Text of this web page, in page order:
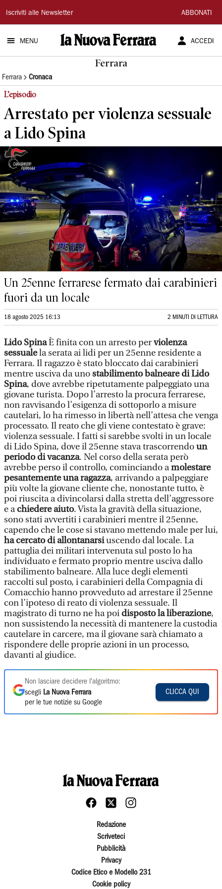
La
Nuova
Ferrara
Iscriviti alle Newsletter ABBONATI
MENU ACCEDI
Ferrara
Ferrara Cronaca
L’episodio
Arrestato per violenza sessuale
a Lido Spina
Un 25enne ferrarese fermato dai carabinieri
fuori da un locale
18 agosto 2025 16:13 2 MINUTI DI LETTURA
Lido SpinaÈ finita con un arresto perviolenza
sessualela serata ai lidi per un 25enne residente a
Ferrara. Il ragazzo è stato bloccato dai carabinieri
mentre usciva da unostabilimento balneare di Lido
Spina, dove avrebbe ripetutamente palpeggiato una
giovane turista. Dopo l’arresto la procura ferrarese,
non ravvisando l’esigenza di sottoporlo a misure
cautelari, lo ha rimesso in libertà nell’attesa che venga
processato. Il reato che gli viene contestato è grave:
violenza sessuale. I fatti si sarebbe svolti in un locale
di Lido Spina, dove il 25enne stava trascorrendoun
periodo di vacanza. Nel corso della serata però
avrebbe perso il controllo, cominciando amolestare
pesantemente una ragazza, arrivando a palpeggiare
più volte la giovane cliente che, nonostante tutto, è
poi riuscita a divincolarsi dalla stretta dell’aggressore
e achiedere aiuto. Vista la gravità della situazione,
sono stati avvertiti i carabinieri mentre il 25enne,
capendo che le cose si stavano mettendo male per lui,
ha cercato di allontanarsiuscendo dal locale. La
pattuglia dei militari intervenuta sul posto lo ha
individuato e fermato proprio mentre usciva dallo
stabilimento balneare. Alla luce degli elementi
raccolti sul posto, i carabinieri della Compagnia di
Comacchio hanno provveduto ad arrestare il 25enne
con l’ipoteso di reato di violenza sessuale. Il
magistrato di turno ne ha poi disposto la liberazione,
non sussistendo la necessità di mantenere la custodia
cautelare in carcere, ma il giovane sarà chiamato a
rispondere delle proprie azioni in un processo,
davanti al giudice.
Non lasciare decidere l'algoritmo:
scegli La Nuova Ferrara
per le tue notizie su Google
CLICCA QUI
Redazione
Scriveteci
Pubblicità
Privacy
Codice Etico e Modello 231
Cookie policy